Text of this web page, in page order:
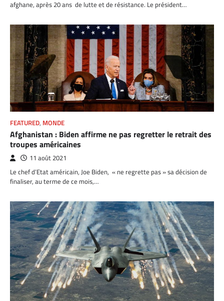
afghane, après 20 ans de lutte et de résistance. Le président…
FEATURED, MONDE
Afghanistan : Biden affirme ne pas regretter le retrait des
troupes américaines
11 août 2021
Le chef d’Etat américain, Joe Biden, « ne regrette pas » sa décision de
finaliser, au terme de ce mois,…